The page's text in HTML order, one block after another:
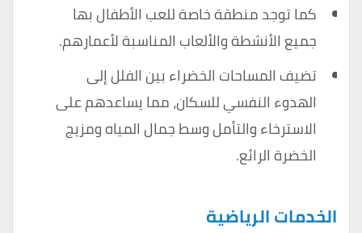
كما توجد منطقة خاصة للعب الأطفال بها
جميع الأنشطة والألعاب المناسبة لأعمارهم.
تضيف المساحات الخضراء بين الفلل إلى
الهدوء النفسي للسكان، مما يساعدهم على
الاسترخاء والتأمل وسط جمال المياه ومزيج
الخضرة الرائع.
الخدمات الرياضية